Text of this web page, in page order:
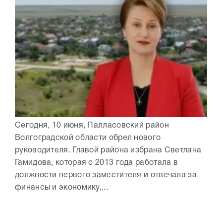
Сегодня, 10 июня, Палласовский район
Волгоградской области обрел нового
руководителя. Главой района избрана Светлана
Гамидова, которая с 2013 года работала в
должности первого заместителя и отвечала за
финансы и экономику,...